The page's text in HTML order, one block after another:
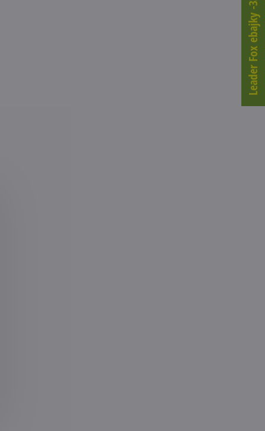
Leader Fox ebajky -33%